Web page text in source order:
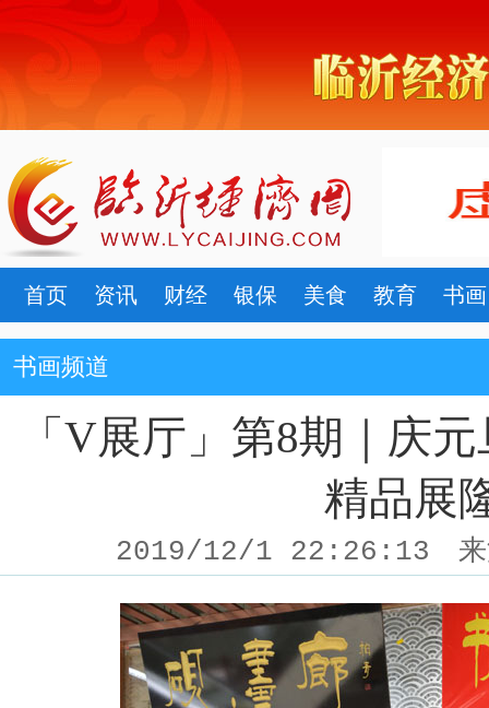
首页 资讯 财经 银保 美食 教育 书画
书画频道
「V展厅」第8期｜庆
精品展
2019/12/1 22:26:13